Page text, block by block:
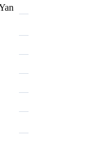
—
—
—
—
—
—
—